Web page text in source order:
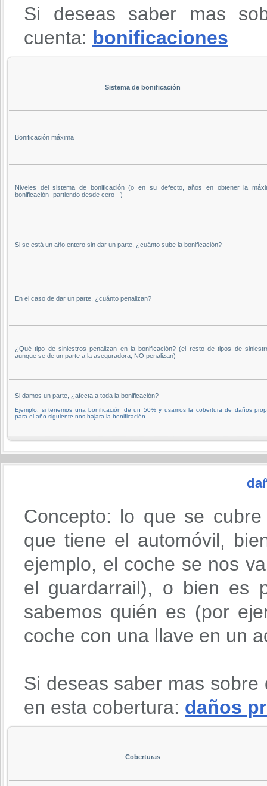
Si deseas saber mas
cuenta: bonificaciones
Sistema de bonificación
Bonificación máxima
Niveles del sistema de bonificación (o en su defecto, años en obtener la
bonificación -partiendo desde cero - )
Si se está un año entero sin dar un parte, ¿cuánto sube la bonificación?
En el caso de dar un parte, ¿cuánto penalizan?
¿Qué tipo de siniestros penalizan en la bonificación? (el resto de tipos de
aunque se de un parte a la aseguradora, NO penalizan)
Si damos un parte, ¿afecta a toda la bonificación?
Ejemplo: si tenemos una bonificación de un 50% y usamos la cobertura de daños
para el año siguiente nos bajara la bonificación
Concepto: lo que se
que tiene el automóvil,
ejemplo, el coche se nos
el guardarrail), o bien es
sabemos quién es (por
coche con una llave en un
Si deseas saber mas
en esta cobertura: daños
Coberturas